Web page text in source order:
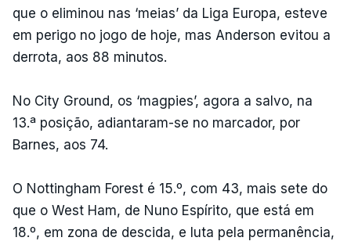
que o eliminou nas ‘meias’ da Liga Europa, esteve
em perigo no jogo de hoje, mas Anderson evitou a
derrota, aos 88 minutos.
No City Ground, os ‘magpies’, agora a salvo, na
13.ª posição, adiantaram-se no marcador, por
Barnes, aos 74.
O Nottingham Forest é 15.º, com 43, mais sete do
que o West Ham, de Nuno Espírito, que está em
18.º, em zona de descida, e luta pela permanência,